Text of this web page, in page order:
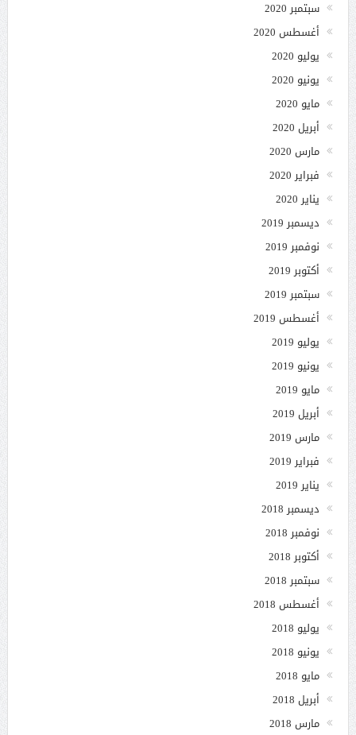
سبتمبر 2020
أغسطس 2020
يوليو 2020
يونيو 2020
مايو 2020
أبريل 2020
مارس 2020
فبراير 2020
يناير 2020
ديسمبر 2019
نوفمبر 2019
أكتوبر 2019
سبتمبر 2019
أغسطس 2019
يوليو 2019
يونيو 2019
مايو 2019
أبريل 2019
مارس 2019
فبراير 2019
يناير 2019
ديسمبر 2018
نوفمبر 2018
أكتوبر 2018
سبتمبر 2018
أغسطس 2018
يوليو 2018
يونيو 2018
مايو 2018
أبريل 2018
مارس 2018